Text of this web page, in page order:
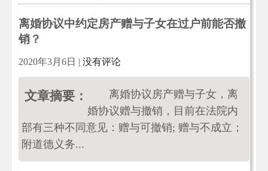
离婚协议中约定房产赠与子女在过户前能否撤
销？
2020年3月6日 | 没有评论
文章摘要：
离婚协议房产赠与子女，离
婚协议赠与撤销，目前在法院内
部有三种不同意见：赠与可撤销; 赠与不成立；
附道德义务...